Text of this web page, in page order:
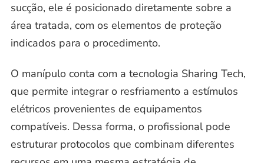
sucção, ele é posicionado diretamente sobre a
área tratada, com os elementos de proteção
indicados para o procedimento.
O manípulo conta com a tecnologia Sharing Tech,
que permite integrar o resfriamento a estímulos
elétricos provenientes de equipamentos
compatíveis. Dessa forma, o profissional pode
estruturar protocolos que combinam diferentes